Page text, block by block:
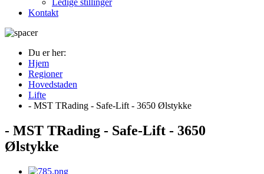
Ledige stillinger
Kontakt
Du er her:
Hjem
Regioner
Hovedstaden
Lifte
- MST TRading - Safe-Lift - 3650 Ølstykke
- MST TRading - Safe-Lift - 3650
Ølstykke